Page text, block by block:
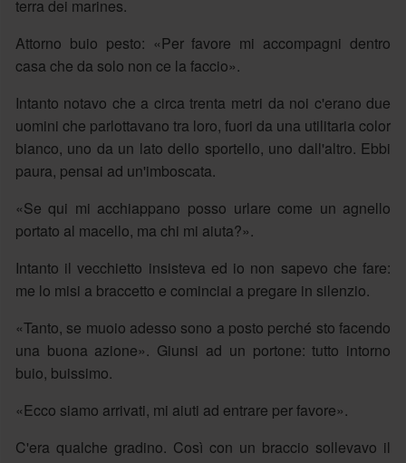
terra dei marines.
Attorno buio pesto: «Per favore mi accompagni dentro
casa che da solo non ce la faccio».
Intanto notavo che a circa trenta metri da noi c'erano due
uomini che parlottavano tra loro, fuori da una utilitaria color
bianco, uno da un lato dello sportello, uno dall'altro. Ebbi
paura, pensai ad un'imboscata.
«Se qui mi acchiappano posso urlare come un agnello
portato al macello, ma chi mi aiuta?».
Intanto il vecchietto insisteva ed io non sapevo che fare:
me lo misi a braccetto e cominciai a pregare in silenzio.
«Tanto, se muoio adesso sono a posto perché sto facendo
una buona azione». Giunsi ad un portone: tutto intorno
buio, buissimo.
«Ecco siamo arrivati, mi aiuti ad entrare per favore».
C'era qualche gradino. Così con un braccio sollevavo il